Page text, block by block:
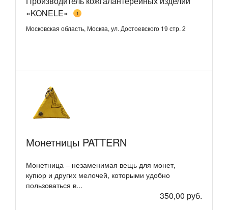
«KONELE»
1
Московская область, Москва, ул. Достоевского 19 стр. 2
Монетницы PATTERN
Монетница – незаменимая вещь для монет,
купюр и других мелочей, которыми удобно
пользоваться в...
350,00 руб.